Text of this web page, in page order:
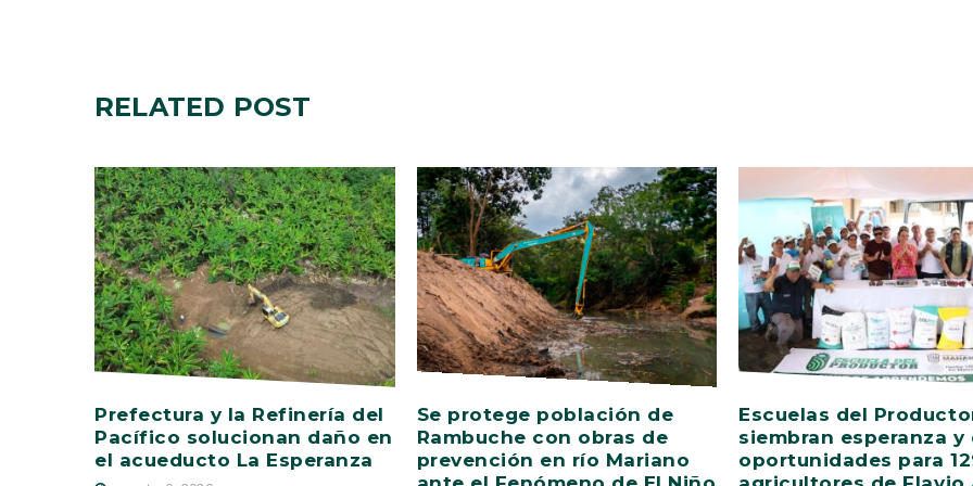
RELATED POST
Prefectura y la Refinería del
Pacífico solucionan daño en
el acueducto La Esperanza
Se protege población de
Rambuche con obras de
prevención en río Mariano
Escuelas del
siembran esperanza y
oportunidades para